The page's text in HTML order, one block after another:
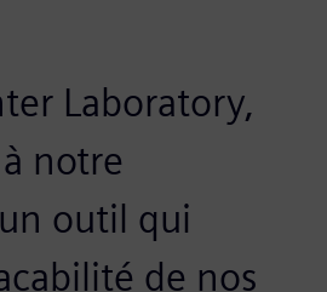
Laboratory,
notre
outil qui
de nos